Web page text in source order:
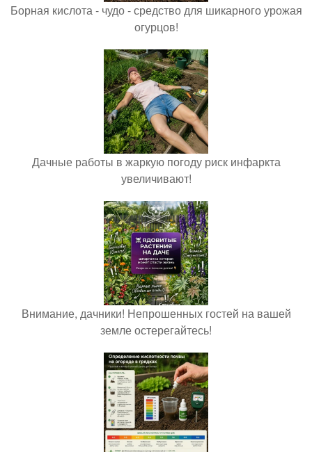
Борная кислота - чудо - средство для шикарного урожая
огурцов!
Дачные работы в жаркую погоду риск инфаркта
увеличивают!
Внимание, дачники! Непрошенных гостей на вашей
земле остерегайтесь!